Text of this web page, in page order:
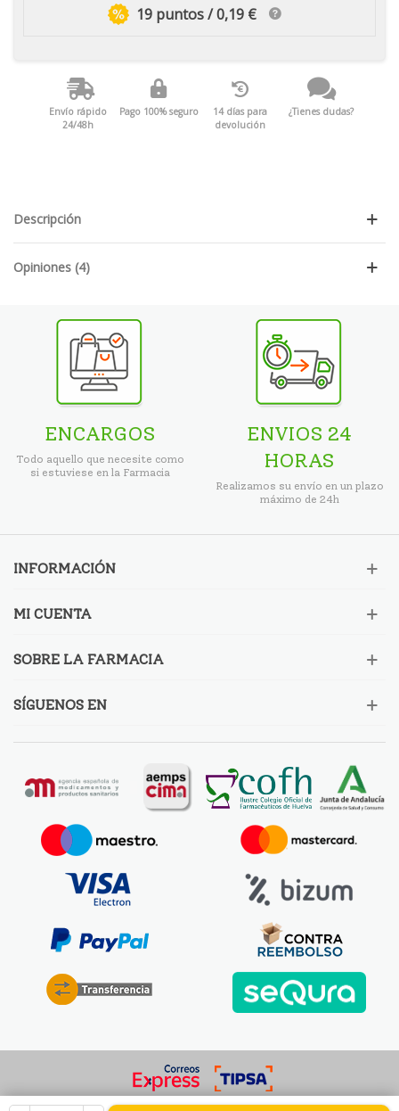
19 puntos / 0,19 €
Envío rápido
24/48h
Pago 100% seguro
14 días para
devolución
¿Tienes dudas?
Descripción
Opiniones (4)
ENCARGOS
Todo aquello que necesite como
si estuviese en la Farmacia
ENVIOS 24
HORAS
Realizamos su envío en un plazo
máximo de 24h
INFORMACIÓN
MI CUENTA
SOBRE LA FARMACIA
SÍGUENOS EN